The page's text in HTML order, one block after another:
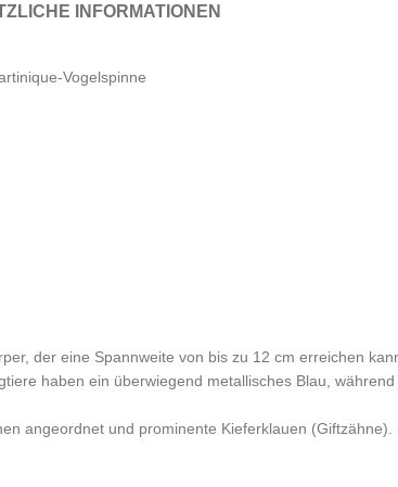
INFORMATIONEN
Vogelspinne
der eine Spannweite von bis zu 12 cm erreichen
haben ein überwiegend metallisches Blau,
angeordnet und prominente Kieferklauen (Giftzähne).